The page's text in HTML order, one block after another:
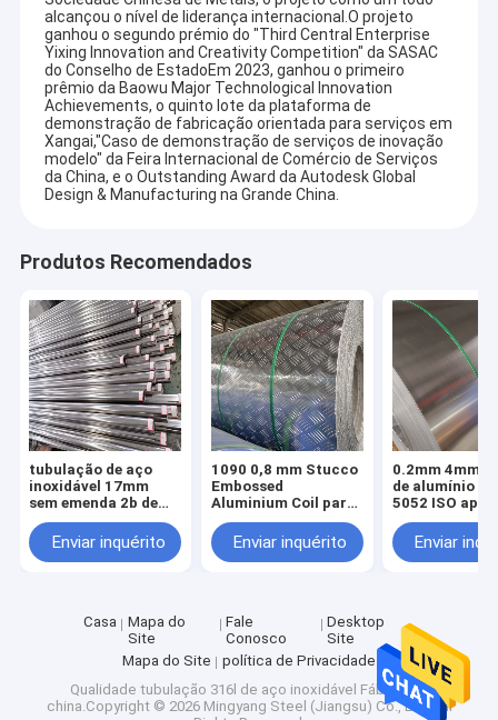
alcançou o nível de liderança internacional.O projeto
ganhou o segundo prémio do "Third Central Enterprise
Yixing Innovation and Creativity Competition" da SASAC
do Conselho de EstadoEm 2023, ganhou o primeiro
prêmio da Baowu Major Technological Innovation
Achievements, o quinto lote da plataforma de
demonstração de fabricação orientada para serviços em
Xangai,"Caso de demonstração de serviços de inovação
modelo" da Feira Internacional de Comércio de Serviços
da China, e o Outstanding Award da Autodesk Global
Design & Manufacturing na Grande China.
Produtos Recomendados
tubulação de aço
inoxidável 17mm
sem emenda 2b de
19mm 18mm 16mm
para terminar 304
316
Enviar inquérito
1090 0,8 mm Stucco
Embossed
Aluminium Coil para
iluminação
Enviar inquérito
0.2mm 4mm
de alumínio
5052 ISO
Enviar
Casa
Mapa do
Site
Fale
Conosco
Desktop
Site
Mapa do Site
política de Privacidade
Qualidade tubulação 316l de aço inoxidável Fábrica da
china.Copyright © 2026 Mingyang Steel (Jiangsu) Co., LTD. All